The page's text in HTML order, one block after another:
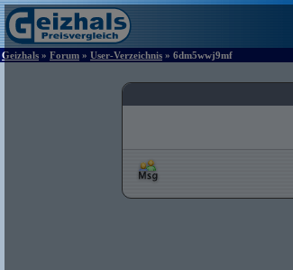
Geizhals » Forum » User-Verzeichnis » 6dm5wwj9mf